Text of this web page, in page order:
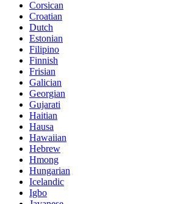
Corsican
Croatian
Dutch
Estonian
Filipino
Finnish
Frisian
Galician
Georgian
Gujarati
Haitian
Hausa
Hawaiian
Hebrew
Hmong
Hungarian
Icelandic
Igbo